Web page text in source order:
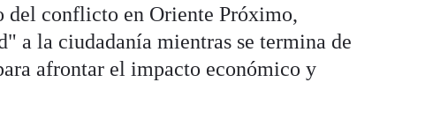
del conflicto en Oriente Próximo,
a la ciudadanía mientras se termina de
afrontar el impacto económico y